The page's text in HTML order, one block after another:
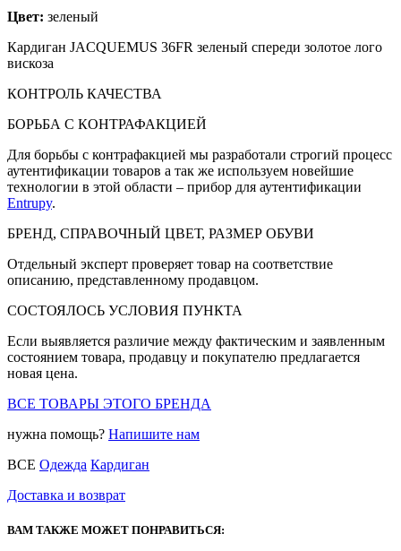
Цвет: зеленый
Кардиган JACQUEMUS 36FR зеленый спереди золотое лого
вискоза
КОНТРОЛЬ КАЧЕСТВА
БОРЬБА С КОНТРАФАКЦИЕЙ
Для борьбы с контрафакцией мы разработали строгий процесс
аутентификации товаров а так же используем новейшие
технологии в этой области – прибор для аутентификации
Entrupy.
БРЕНД, СПРАВОЧНЫЙ ЦВЕТ, РАЗМЕР ОБУВИ
Отдельный эксперт проверяет товар на соответствие
описанию, представленному продавцом.
СОСТОЯЛОСЬ УСЛОВИЯ ПУНКТА
Если выявляется различие между фактическим и заявленным
состоянием товара, продавцу и покупателю предлагается
новая цена.
ВСЕ ТОВАРЫ ЭТОГО БРЕНДА
нужна помощь? Напишите нам
ВСЕ Одежда Кардиган
Доставка и возврат
ВАМ ТАКЖЕ МОЖЕТ ПОНРАВИТЬСЯ: